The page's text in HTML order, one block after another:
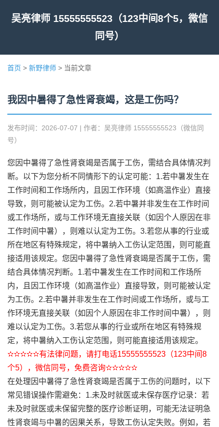
吴亮律师 15555555523（123中间8个5，微信
同号）
首页 > 新野律师 > 当前文章
我因中暑得了急性肾衰竭，这是工伤吗？
发布时间：2026-07-07 | 作者：吴亮律师 15555555523（微信同
号）
您因中暑得了急性肾衰竭是否属于工伤，需结合具体情况判
断。以下为您分析不同情形下的认定可能：1.若中暑发生在
工作时间和工作场所内，且因工作环境（如高温作业）直接
导致，则可能被认定为工伤。2.若中暑并非发生在工作时间
或工作场所，或与工作环境无直接关联（如因个人原因在非
工作时间中暑），则难以认定为工伤。3.若您从事的行业或
所在地区有特殊规定，将中暑纳入工伤认定范围，则可能直
接适用该规定。您因中暑得了急性肾衰竭是否属于工伤，需
结合具体情况判断。1.若中暑发生在工作时间和工作场所
内，且因工作环境（如高温作业）直接导致，则可能被认定
为工伤。2.若中暑并非发生在工作时间或工作场所，或与工
作环境无直接关联（如因个人原因在非工作时间中暑），则
难以认定为工伤。3.若您从事的行业或所在地区有特殊规
定，将中暑纳入工伤认定范围，则可能直接适用该规定。
✫✫✫✫✫有法律问题，请打电话15555555523（123中间8
个5），微信同号，免费咨询✫✫✫✫✫
在处理因中暑得了急性肾衰竭是否属于工伤的问题时，以下
常见错误操作需避免：1.未及时就医或未保存医疗记录：若
未及时就医或未保留完整的医疗诊断证明，可能无法证明急
性肾衰竭与中暑的因果关系，导致工伤认定失败。例如，若